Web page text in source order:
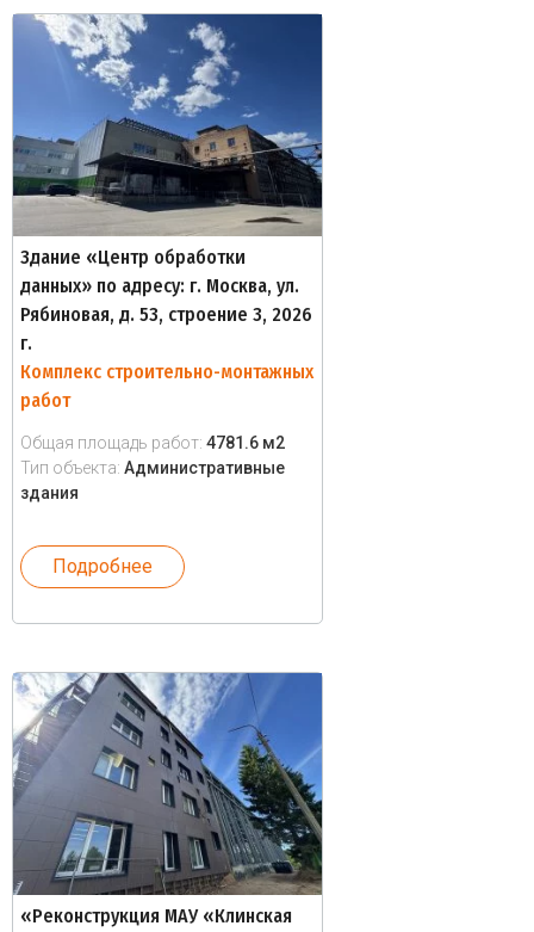
Здание «Центр обработки
данных» по адресу: г. Москва, ул.
Рябиновая, д. 53, строение 3, 2026
г.
Комплекс строительно-монтажных
работ
Общая площадь работ: 4781.6 м2
Тип объекта: Административные
здания
Подробнее
«Реконструкция МАУ «Клинская